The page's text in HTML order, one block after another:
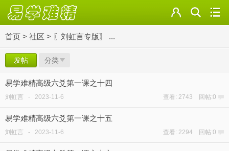
首页 > 社区 > 〖刘虹言专版〗 ...
发帖 分类
易学难精高级六爻第一课之十四
刘虹言 - 2023-11-6 查看: 2743 回帖:0
易学难精高级六爻第一课之十五
刘虹言 - 2023-11-6 查看: 2294 回帖:0